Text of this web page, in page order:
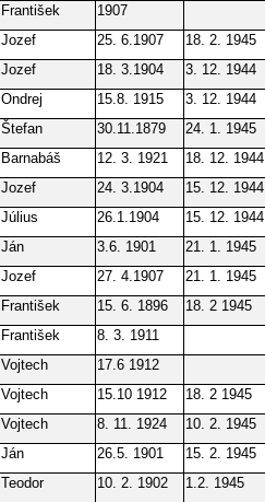
František 1907
Jozef 25. 6.1907 18. 2. 1945
Jozef 18. 3.1904 3. 12. 1944
Ondrej 15.8. 1915 3. 12. 1944
Štefan 30.11.1879 24. 1. 1945
Barnabáš 12. 3. 1921 18. 12. 1944
Jozef 24. 3.1904 15. 12. 1944
Július 26.1.1904 15. 12. 1944
Ján 3.6. 1901 21. 1. 1945
Jozef 27. 4.1907 21. 1. 1945
František 15. 6. 1896 18. 2 1945
František
8. 3. 1911
Vojtech 17.6 1912
Vojtech 15.10 1912 18. 2 1945
Vojtech 8. 11. 1924 10. 2. 1945
Ján 26.5. 1901 15. 2. 1945
Teodor 10. 2. 1902 1.2. 1945